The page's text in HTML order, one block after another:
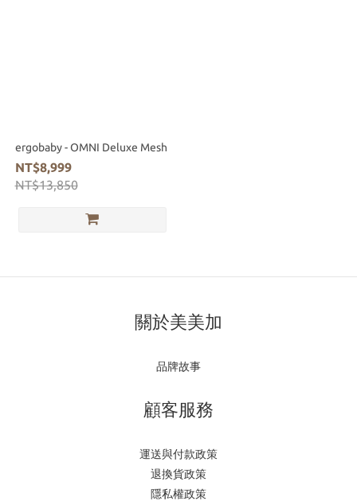
ergobaby - OMNI Deluxe Mesh
NT$8,999
NT$13,850
關於美美加
品牌故事
顧客服務
運送與付款政策
退換貨政策
隱私權政策